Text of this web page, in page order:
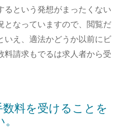
るという発想がまったくない
となっていますので、閲覧だ
いえ、適法かどうか以前にビ
料請求もでるは求人者から受
料を受けることを